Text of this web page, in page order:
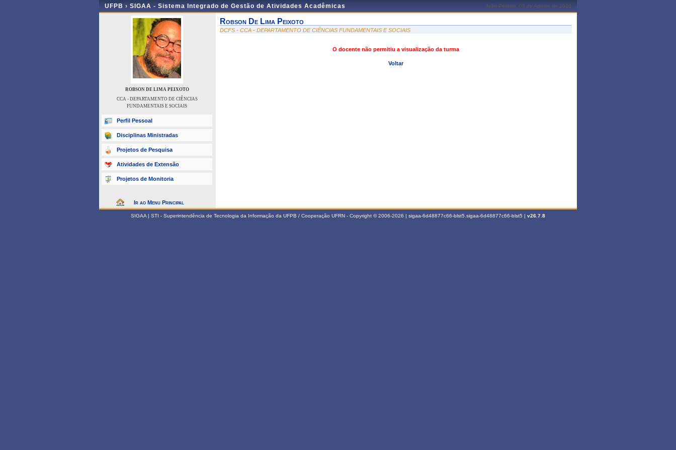
UFPB › SIGAA - Sistema Integrado de Gestão de Atividades Acadêmicas João Pessoa, 08 de Agosto de 2026
ROBSON DE LIMA PEIXOTO
CCA - DEPARTAMENTO DE CIÊNCIAS
FUNDAMENTAIS E SOCIAIS
Perfil Pessoal
Disciplinas Ministradas
Projetos de Pesquisa
Atividades de Extensão
Projetos de Monitoria
Ir ao Menu Principal
Robson De Lima Peixoto
DCFS - CCA - DEPARTAMENTO DE CIÊNCIAS FUNDAMENTAIS E SOCIAIS
O docente não permitiu a visualização da turma
Voltar
SIGAA | STI - Superintendência de Tecnologia da Informação da UFPB / Cooperação UFRN - Copyright © 2006-2026 | sigaa-6d48877c66-blst5.sigaa-6d48877c66-blst5 | v26.7.8